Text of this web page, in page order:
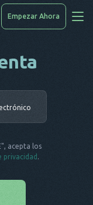
Empezar Ahora
acepta los
privacidad .